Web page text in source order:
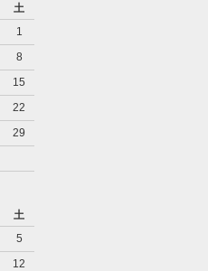
土
1
8
15
22
29
土
5
12